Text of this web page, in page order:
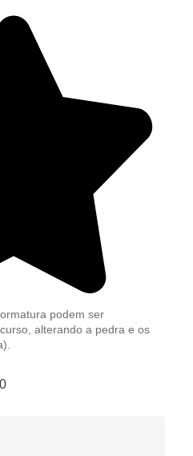
podem ser
alterando a pedra e os